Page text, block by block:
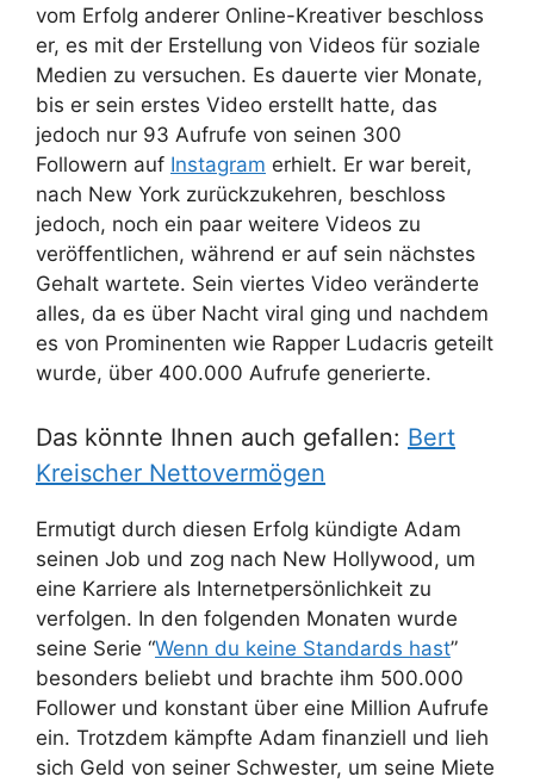
vom Erfolg anderer Online-Kreativer beschloss
er, es mit der Erstellung von Videos für soziale
Medien zu versuchen. Es dauerte vier Monate,
bis er sein erstes Video erstellt hatte, das
jedoch nur 93 Aufrufe von seinen 300
Followern auf Instagram erhielt. Er war bereit,
nach New York zurückzukehren, beschloss
jedoch, noch ein paar weitere Videos zu
veröffentlichen, während er auf sein nächstes
Gehalt wartete. Sein viertes Video veränderte
alles, da es über Nacht viral ging und nachdem
es von Prominenten wie Rapper Ludacris geteilt
wurde, über 400.000 Aufrufe generierte.
Das könnte Ihnen auch gefallen: Bert
Kreischer Nettovermögen
Ermutigt durch diesen Erfolg kündigte Adam
seinen Job und zog nach New Hollywood, um
eine Karriere als Internetpersönlichkeit zu
verfolgen. In den folgenden Monaten wurde
seine Serie “Wenn du keine Standards hast”
besonders beliebt und brachte ihm 500.000
Follower und konstant über eine Million Aufrufe
ein. Trotzdem kämpfte Adam finanziell und lieh
sich Geld von seiner Schwester, um seine Miete